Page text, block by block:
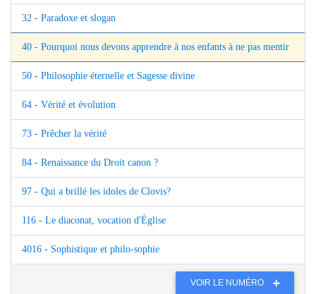
32 - Paradoxe et slogan
40 - Pourquoi nous devons apprendre à nos enfants à ne pas mentir
50 - Philosophie éternelle et Sagesse divine
64 - Vérité et évolution
73 - Prêcher la vérité
84 - Renaissance du Droit canon ?
97 - Qui a brillé les idoles de Clovis?
116 - Le diaconat, vocation d'Église
4016 - Sophistique et philo-sophie
VOIR LE NUMÉRO